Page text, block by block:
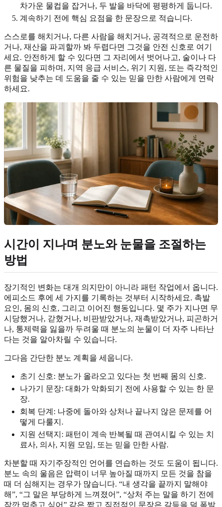
차가운 물컵을 잡거나, 두 발을 바닥에 평평하게 둡니다.
계속하기 전에 핵심 요점을 한 문장으로 적습니다.
스스로를 해치거나, 다른 사람을 해치거나, 공격적으로 운전하
거나, 재산을 파괴할까 봐 두렵다면 그것을 안전 신호로 여기
세요. 안전하게 할 수 있다면 그 자리에서 벗어나고, 술이나 다
른 물질을 피하며, 지역 응급 서비스, 위기 지원, 또는 즉각적인
위험을 낮추는 데 도움을 줄 수 있는 믿을 만한 사람에게 연락
하세요.
시간이 지나며 분노와 눈물을 조절하는
방법
장기적인 변화는 대개 의지만이 아니라 패턴 작업에서 옵니다.
에피소드 후에 세 가지를 기록하는 것부터 시작하세요. 촉발
요인, 몸의 신호, 그리고 이어진 행동입니다. 몇 주가 지나면 무
시당했거나, 갇혔거나, 비판받았거나, 재촉받았거나, 피곤하거
나, 통제력을 잃을까 두려울 때 분노의 눈물이 더 자주 나타난
다는 것을 알아차릴 수 있습니다.
그다음 간단한 분노 계획을 세웁니다.
초기 신호: 분노가 올라오고 있다는 첫 번째 몸의 신호.
나가기 문장: 대화가 악화되기 전에 사용할 수 있는 한 문
장.
회복 단계: 나중에 돌아와 상처나 끝나지 않은 문제를 어
떻게 다룰지.
지원 선택지: 패턴이 계속 반복될 때 관여시킬 수 있는 치
료사, 의사, 지원 모임, 또는 믿을 만한 사람.
차분할 때 자기주장적인 언어를 연습하는 것도 도움이 됩니다.
분노 속의 울음은 압력이 너무 높아질 때까지 모든 것을 참을
때 더 심해지는 경우가 많습니다. “내 생각을 끝까지 말해야
해”, “그 말은 부당하게 느껴졌어”, “상처 주는 말을 하기 전에
잠깐 멈추고 싶어” 같은 짧고 직접적인 문장은 갈등을 덜 폭발